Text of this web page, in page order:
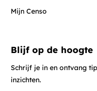
Mijn Censo
Blijf op de hoogte
Schrijf je in en ontvang
inzichten.